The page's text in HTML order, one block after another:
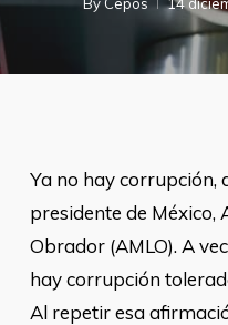
Ya no hay corrupción,
presidente de México,
Obrador (AMLO). A
hay corrupción
Al repetir esa